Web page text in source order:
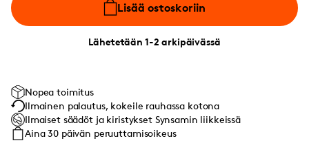
Lisää ostoskoriin
Lähetetään 1-2 arkipäivässä
Nopea toimitus
Ilmainen palautus, kokeile rauhassa kotona
Ilmaiset säädöt ja kiristykset Synsamin liikkeissä
Aina 30 päivän peruuttamisoikeus